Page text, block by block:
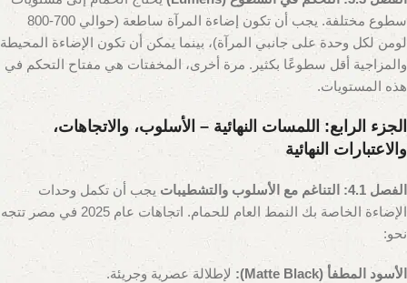
سطوع مختلفة. يجب أن تكون إضاءة المرآة ساطعة (حوالي 700-800
لومن لكل وحدة على جانبي المرآة)، بينما يمكن أن تكون الإضاءة المحيطة
والمزاجية أقل سطوعًا بكثير. مرة أخرى، المخفتات هي مفتاح التحكم في
هذه المستويات.
الجزء الرابع: اللمسات النهائية – الأسلوب، والاتجاهات،
والاعتبارات النهائية
الفصل 4.1: التناغم مع الأسلوب والتشطيبات
يجب أن تكمل وحدات
الإضاءة الخاصة بك النمط العام للحمام. اتجاهات عام 2025 في مصر تتجه
نحو:
الأسود المطفأ (Matte Black):
لإطلالة عصرية وجريئة.